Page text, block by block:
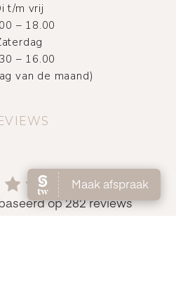
t/m vrij
– 18.00
– 16.00
van de maand)